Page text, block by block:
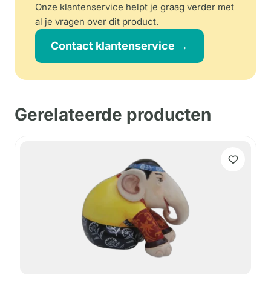
Onze klantenservice helpt je graag verder met
al je vragen over dit product.
Contact klantenservice →
Gerelateerde producten